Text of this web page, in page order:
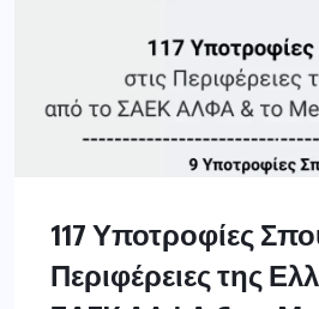
117 Υποτροφίες
Περιφέρειες της